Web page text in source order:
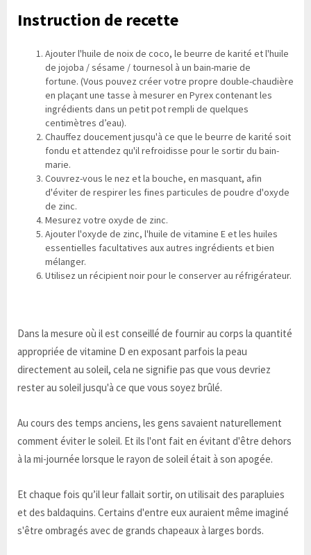
Instruction de recette
Ajouter l'huile de noix de coco, le beurre de karité et l'huile
de jojoba / sésame / tournesol à un bain-marie de
fortune. (Vous pouvez créer votre propre double-chaudière
en plaçant une tasse à mesurer en Pyrex contenant les
ingrédients dans un petit pot rempli de quelques
centimètres d’eau).
Chauffez doucement jusqu'à ce que le beurre de karité soit
fondu et attendez qu'il refroidisse pour le sortir du bain-
marie.
Couvrez-vous le nez et la bouche, en masquant, afin
d'éviter de respirer les fines particules de poudre d'oxyde
de zinc.
Mesurez votre oxyde de zinc.
Ajouter l'oxyde de zinc, l'huile de vitamine E et les huiles
essentielles facultatives aux autres ingrédients et bien
mélanger.
Utilisez un récipient noir pour le conserver au réfrigérateur.
Dans la mesure où il est conseillé de fournir au corps la quantité
appropriée de vitamine D en exposant parfois la peau
directement au soleil, cela ne signifie pas que vous devriez
rester au soleil jusqu'à ce que vous soyez brûlé.
Au cours des temps anciens, les gens savaient naturellement
comment éviter le soleil. Et ils l'ont fait en évitant d'être dehors
à la mi-journée lorsque le rayon de soleil était à son apogée.
Et chaque fois qu’il leur fallait sortir, on utilisait des parapluies
et des baldaquins. Certains d'entre eux auraient même imaginé
s'être ombragés avec de grands chapeaux à larges bords.